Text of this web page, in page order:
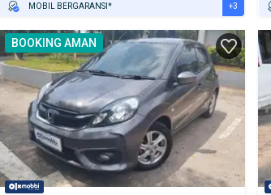
MOBIL BERGARANSI*
TEST DRIVE DARI RUMAH
GRATIS BIAYA JASA PERAWATAN*
+3
BOOKING AMAN